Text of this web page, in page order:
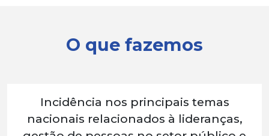
O que fazemos
Incidência nos principais temas
nacionais relacionados à lideranças,